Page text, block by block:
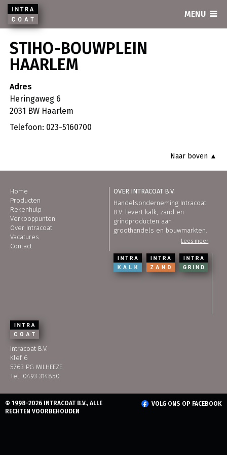
INTRACOAT MENU
STIHO-BOUWPLEIN
HAARLEM
Adres
Heringaweg 6
2031 BW Haarlem
Telefoon: 023-5160700
Naar boven ▲
Home
Producten
Rekenhulp
Verkooppunten
Over Intracoat
Vacatures
Contact
OVER INTRACOAT B.V.
Handelsonderneming Intracoat
B.V. levert kalk, zand en
grindproducten aan
groothandels en bouwmarkten.
Lees meer
Intracoat B.V.
Klef 6
5763 PG MILHEEZE
Tel. 0493-314850
© 1998-2026 INTRACOAT B.V., ALLE
RECHTEN VOORBEHOUDEN
VOLG ONS OP FACEBOOK